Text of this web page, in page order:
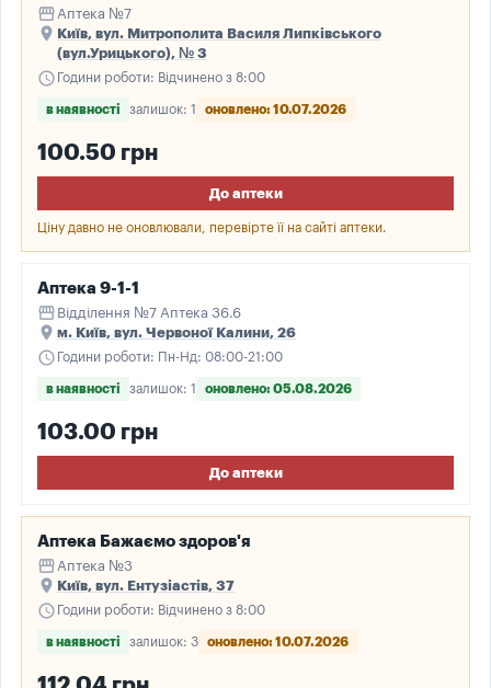
storefront Аптека №7
place Київ, вул. Митрополита Василя Липківського
(вул.Урицького), № 3
schedule Години роботи: Відчинено з 8:00
в наявності залишок: 1 оновлено: 10.07.2026
100.50 грн
До аптеки
Ціну давно не оновлювали, перевірте її на сайті аптеки.
Аптека 9-1-1
storefront Відділення №7 Аптека 36.6
place м. Київ, вул. Червоної Калини, 26
schedule Години роботи: Пн-Нд: 08:00-21:00
в наявності залишок: 1 оновлено: 05.08.2026
103.00 грн
До аптеки
Аптека Бажаємо здоров'я
storefront Аптека №3
place Київ, вул. Ентузіастів, 37
schedule Години роботи: Відчинено з 8:00
в наявності залишок: 3 оновлено: 10.07.2026